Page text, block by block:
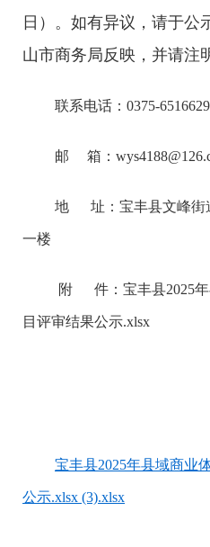
日）。如有异议，请于公
山市商务局反映，并请注
联系电话：0375-6516629
邮 箱：
地 址：宝丰县文峰街
一楼
附 件：宝丰县2025年
目评审结果公示.xlsx
宝丰县2025年县域商业
公示.xlsx (3).xlsx